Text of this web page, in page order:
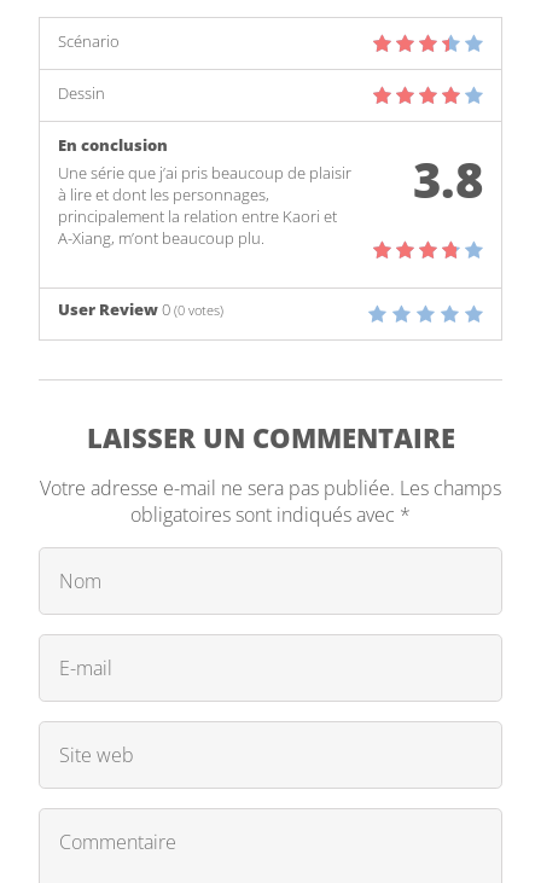
Scénario
Dessin
3.8
En conclusion
Une série que j’ai pris beaucoup de plaisir
à lire et dont les personnages,
principalement la relation entre Kaori et
A-Xiang, m’ont beaucoup plu.
User Review0 (0 votes)
LAISSER UN COMMENTAIRE
Votre adresse e-mail ne sera pas publiée. Les champs
obligatoires sont indiqués avec *